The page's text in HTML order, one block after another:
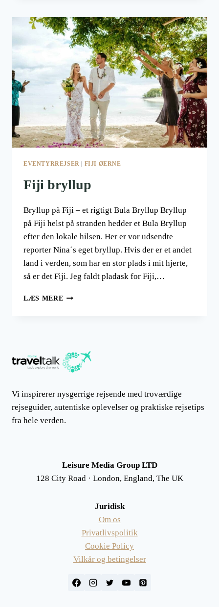
EN
DEL
AF
FIJI
ØERNE
EVENTYRREJSER FIJI ØERNE
Fiji bryllup
Bryllup på Fiji – et rigtigt Bula Bryllup Bryllup
på Fiji helst på stranden hedder et Bula Bryllup
efter den lokale hilsen. Her er vor udsendte
reporter Nina´s eget bryllup. Hvis der er et andet
land i verden, som har en stor plads i mit hjerte,
så er det Fiji. Jeg faldt pladask for Fiji,…
LÆS MERE FIJI
Vi inspirerer nysgerrige rejsende med troværdige
rejseguider, autentiske oplevelser og praktiske rejsetips
fra hele verden.
Leisure Media Group LTD
128 City Road · London, England, The UK
Juridisk
Om os
Privatlivspolitik
Cookie Policy
Vilkår og betingelser